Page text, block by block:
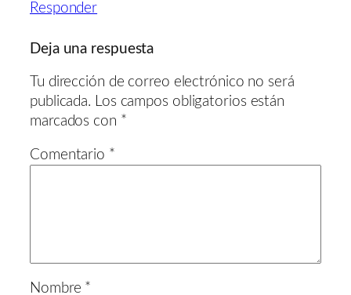
Responder
Deja una respuesta
Tu dirección de correo electrónico no será
publicada.
Los campos obligatorios están
marcados con *
Comentario *
Nombre *